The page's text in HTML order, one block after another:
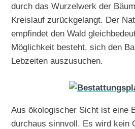
durch das Wurzelwerk der
Kreislauf zurückgelangt. Der
empfindet den Wald
Möglichkeit besteht, sich den
Lebzeiten auszusuchen.
Aus ökologischer Sicht ist eine
durchaus sinnvoll. Es wird kein